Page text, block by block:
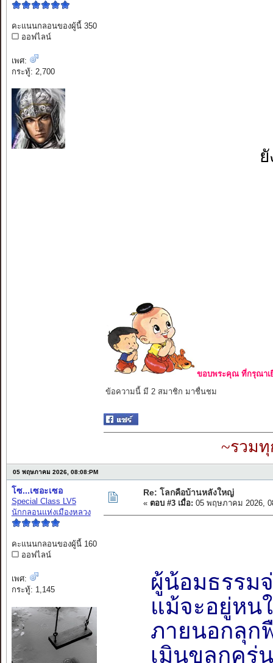
คะแนนกลอนของผู้นี้ 350
ออฟไลน์
เพศ:
กระทู้: 2,700
ขอบพระคุณ ที่กรุณาเ
ข้อความนี้ มี 2 สมาชิก มาชื่นชม
~รวมทุ
05 พฤษภาคม 2026, 08:08:PM
โซ...เซอะเซอ
Special Class LV5
นักกลอนแห่งเมืองหลวง
คะแนนกลอนของผู้นี้ 160
ออฟไลน์
เพศ:
กระทู้: 1,145
Re: โลกคือบ้านหลังใหญ่
« ตอบ #3 เมื่อ: 05 พฤษภาคม 2026,
ผู้น้อมธรรม
แม้จะอยู่ห
ภายนอกลุ
เมินขลุกครุ่